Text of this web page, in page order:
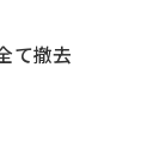
て撤去